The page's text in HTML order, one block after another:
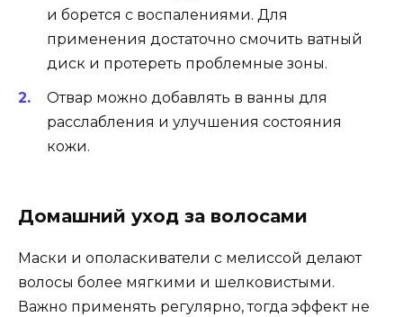
и борется с воспалениями. Для
применения достаточно смочить ватный
диск и протереть проблемные зоны.
Отвар можно добавлять в ванны для
расслабления и улучшения состояния
кожи.
Домашний уход за волосами
Маски и ополаскиватели с мелиссой делают
волосы более мягкими и шелковистыми.
Важно применять регулярно, тогда эффект не